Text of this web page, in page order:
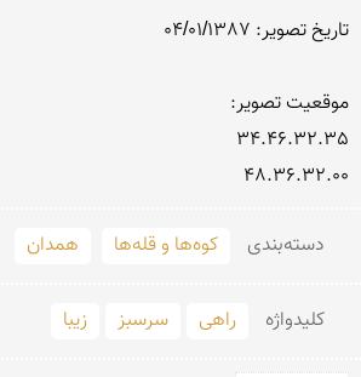
48.36.32.00
دسته‌بندی کوه‌ها و قله‌ها همدان
کلید‌واژه راهی سرسبز زیبا